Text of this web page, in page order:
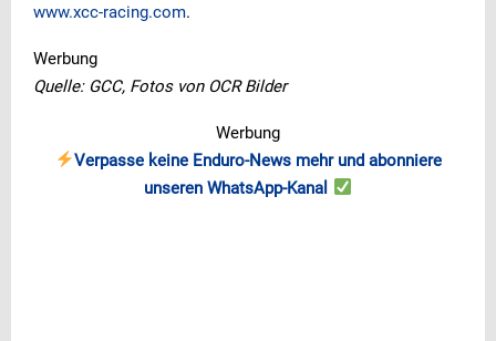
www.xcc-racing.com.
Werbung
Quelle: GCC, Fotos von OCR Bilder
Werbung
Verpasse keine Enduro-News mehr und abonniere
unseren WhatsApp-Kanal